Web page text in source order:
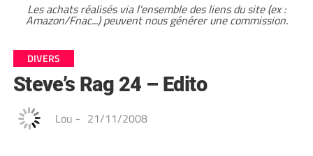
Les achats réalisés via l'ensemble des liens du site (ex :
Amazon/Fnac...) peuvent nous générer une commission.
DIVERS
Steve’s Rag 24 – Edito
Lou - 21/11/2008